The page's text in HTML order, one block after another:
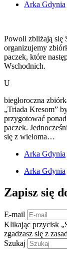
Arka Gdynia
Powoli zbliżają się
organizujemy
paczek, które
Wschodnich.
U
biegłoroczna
„Triada Kresom”
przygotować
paczek.
się z wieloma…
Arka Gdynia
Arka Gdynia
Zapisz się
E-mail
Klikając przycisk
zgadzasz się z
Szukaj